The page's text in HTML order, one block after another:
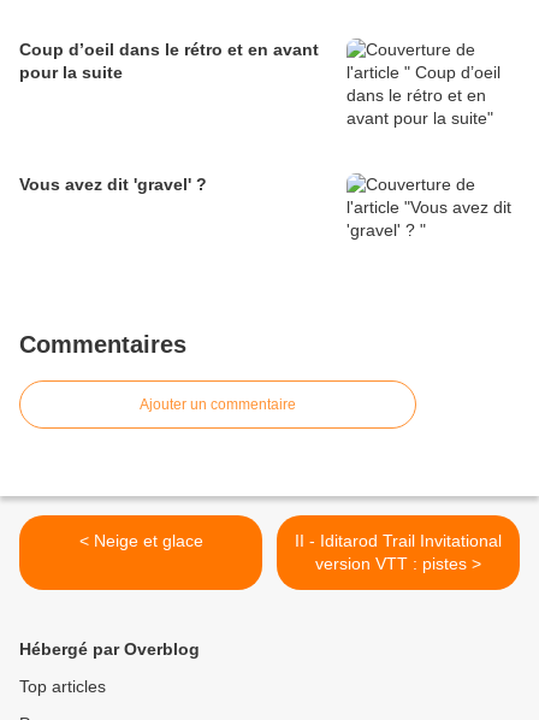
Coup d’oeil dans le rétro et en avant
pour la suite
Vous avez dit 'gravel' ?
Commentaires
Ajouter un commentaire
< Neige et glace
II - Iditarod Trail Invitational
version VTT : pistes >
Hébergé par Overblog
Top articles